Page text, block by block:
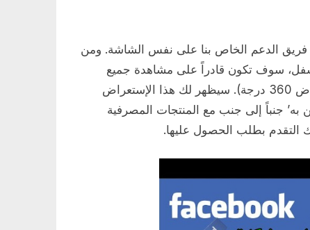
فريق الدعم الخاص بنا على نفس الشاشة. ومن
سوف تكون قادراً على مشاهدة جميع
التفاصيل بشكل كامل (إستعراض 360 درجة). سيظهر لك هذا الإستعراض
به’ جنباً إلى جنب مع المنتجات المصرفية
التقدم بطلب الحصول عليها.